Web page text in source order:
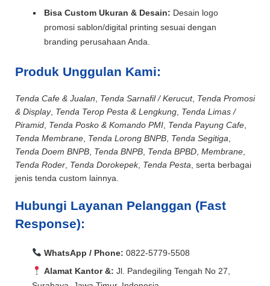
Bisa Custom Ukuran & Desain: Desain logo
promosi sablon/digital printing sesuai dengan
branding perusahaan Anda.
Produk Unggulan Kami:
Tenda Cafe & Jualan Tenda Sarnafil / Kerucut, Tenda Promosi
& Display, Tenda Terop Pesta & Lengkung Tenda Limas /
Piramid Tenda Posko & Komando PMI Tenda Payung Cafe
Tenda Membrane Tenda Lorong BNPB Tenda Segitiga
Tenda Doem BNPB Tenda BNPB Tenda BPBD Membrane
Tenda Roder Tenda Dorokepek, Tenda Pesta , serta berbagai
jenis tenda custom lainnya.
Hubungi Layanan Pelanggan (Fast
Response):
WhatsApp / Phone: 0822-5779-5508
Alamat Kantor &: Jl. Pandegiling Tengah No 27,